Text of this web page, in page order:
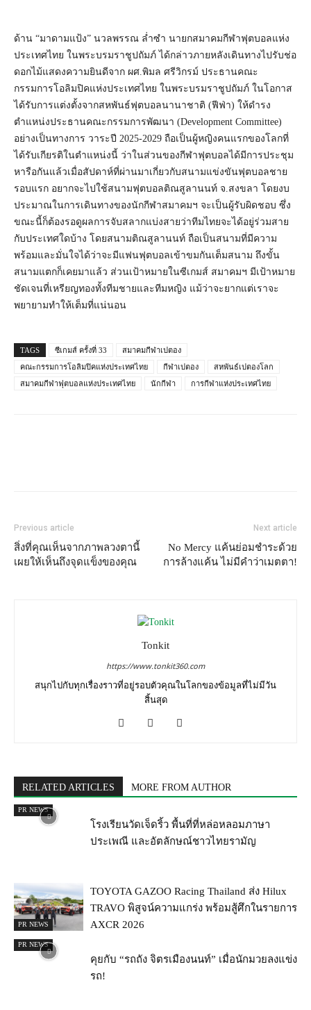
ด้าน “มาดามแป้ง” นวลพรรณ ล่ำซำ นายกสมาคมกีฬาฟุตบอลแห่ง
ประเทศไทย ในพระบรมราชูปถัมภ์ ได้กล่าวภายหลังเดินทางไปรับช่อ
ดอกไม้แสดงความยินดีจาก ผศ.พิมล ศรีวิกรม์ ประธานคณะ
กรรมการโอลิมปิคแห่งประเทศไทย ในพระบรมราชูปถัมภ์ ในโอกาส
ได้รับการแต่งตั้งจากสหพันธ์ฟุตบอลนานาชาติ (ฟีฟ่า) ให้ดำรง
ตำแหน่งประธานคณะกรรมการพัฒนา (Development Committee)
อย่างเป็นทางการ วาระปี 2025-2029 ถือเป็นผู้หญิงคนแรกของโลกที่
ได้รับเกียรติในตำแหน่งนี้ ว่าในส่วนของกีฬาฟุตบอลได้มีการประชุม
หารือกันแล้วเมื่อสัปดาห์ที่ผ่านมาเกี่ยวกับสนามแข่งขันฟุตบอลชาย
รอบแรก อยากจะไปใช้สนามฟุตบอลติณสูลานนท์ จ.สงขลา โดยงบ
ประมาณในการเดินทางของนักกีฬาสมาคมฯ จะเป็นผู้รับผิดชอบ ซึ่ง
ขณะนี้ก็ต้องรอดูผลการจับสลากแบ่งสายว่าทีมไทยจะได้อยู่ร่วมสาย
กับประเทศใดบ้าง โดยสนามติณสูลานนท์ ถือเป็นสนามที่มีความ
พร้อมและมั่นใจได้ว่าจะมีแฟนฟุตบอลเข้าขมกันเต็มสนาม ถึงขั้น
สนามแตกก็เคยมาแล้ว ส่วนเป้าหมายในซีเกมส์ สมาคมฯ มีเป้าหมาย
ชัดเจนที่เหรียญทองทั้งทีมชายและทีมหญิง แม้ว่าจะยากแต่เราจะ
พยายามทำให้เต็มที่แน่นอน​
TAGS ซีเกมส์ ครั้งที่ 33
สมาคมกีฬาเปตอง
คณะกรรมการโอลิมปิคแห่งประเทศไทย
กีฬาเปตอง
สหพันธ์เปตองโลก
สมาคมกีฬาฟุตบอลแห่งประเทศไทย
นักกีฬา การกีฬาแห่งประเทศไทย
Previous article
สิ่งที่คุณเห็นจากภาพลวงตานี้
เผยให้เห็นถึงจุดแข็งของคุณ
Next article
No Mercy แค้นย่อมชำระด้วย
การล้างแค้น ไม่มีคำว่าเมตตา!
Tonkit
https://www.tonkit360.com
สนุกไปกับทุกเรื่องราวที่อยู่รอบตัวคุณในโลกของข้อมูลที่ไม่มีวัน
สิ้นสุด
RELATED ARTICLES MORE FROM AUTHOR
PR NEWS
โรงเรียนวัดเจ็ดริ้ว พื้นที่ที่หล่อหลอมภาษา
ประเพณี และอัตลักษณ์ชาวไทยรามัญ
PR NEWS
TOYOTA GAZOO Racing Thailand ส่ง Hilux
TRAVO พิสูจน์ความแกร่ง พร้อมสู้ศึกในรายการ
AXCR 2026
PR NEWS
คุยกับ “รถถัง จิตรเมืองนนท์” เมื่อนักมวยลงแข่ง
รถ!